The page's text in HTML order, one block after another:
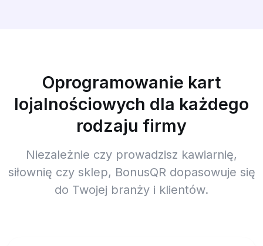
Oprogramowanie kart
lojalnościowych dla każdego
rodzaju firmy
Niezależnie czy prowadzisz kawiarnię,
siłownię czy sklep, BonusQR dopasowuje się
do Twojej branży i klientów.